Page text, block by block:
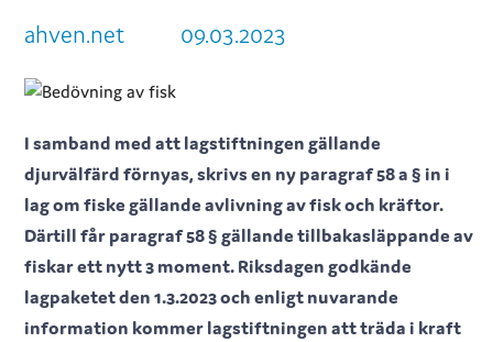
ahven.net 09.03.2023
I samband med att lagstiftningen gällande
djurvälfärd förnyas, skrivs en ny paragraf 58 a § in i
lag om fiske gällande avlivning av fisk och kräftor.
Därtill får paragraf 58 § gällande tillbakasläppande av
fiskar ett nytt 3 moment. Riksdagen godkände
lagpaketet den 1.3.2023 och enligt nuvarande
information kommer lagstiftningen att träda i kraft